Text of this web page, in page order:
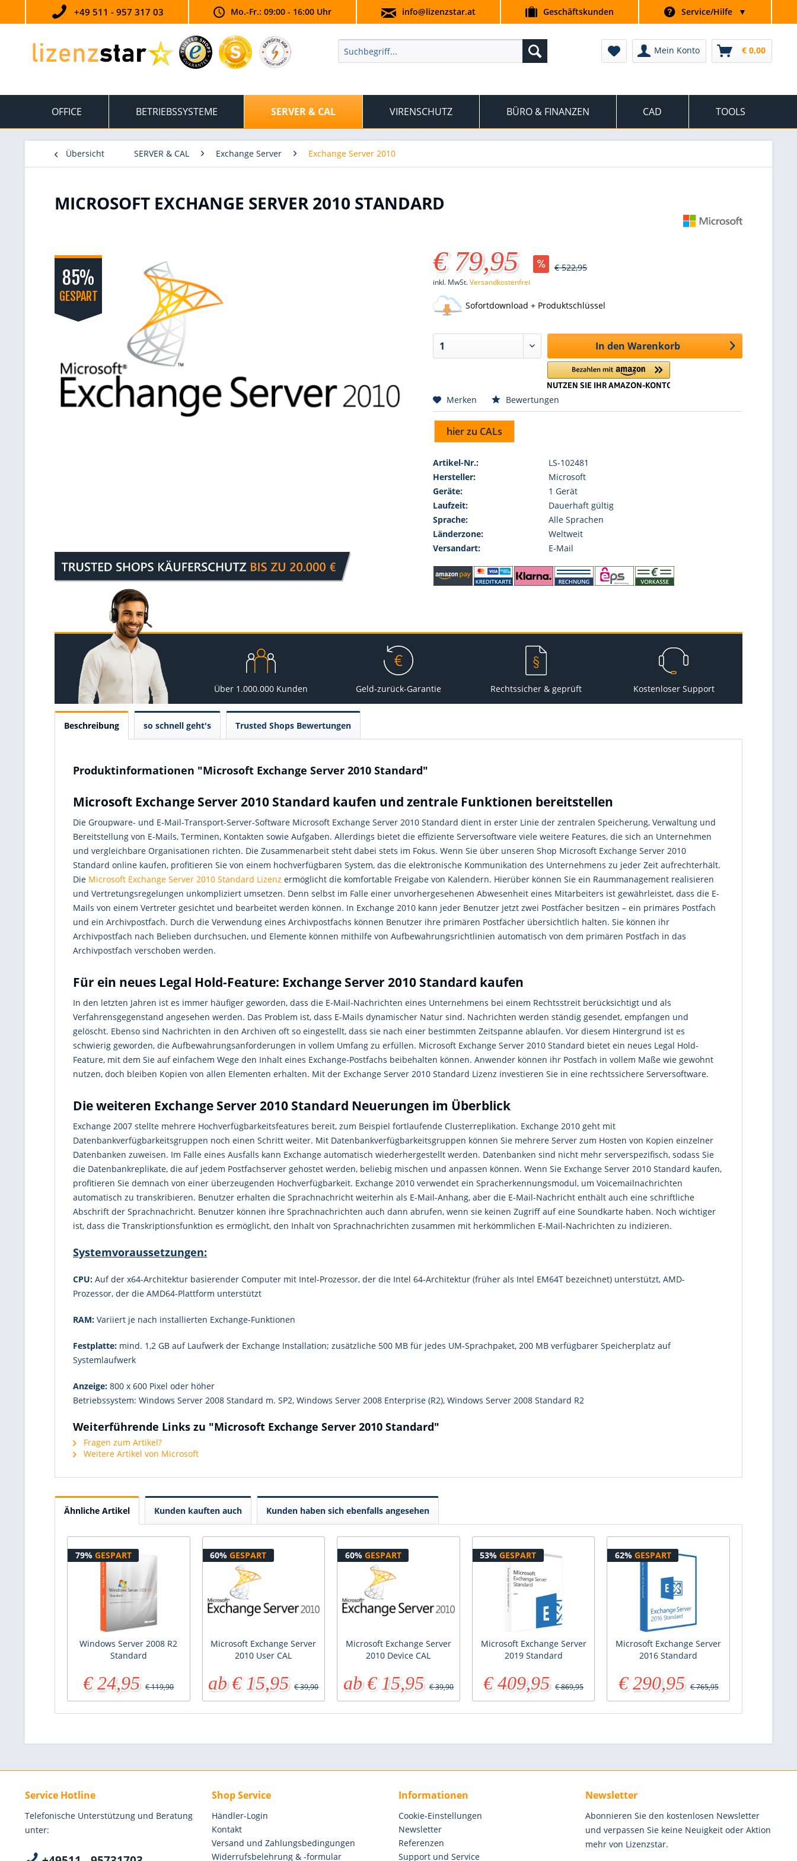
+49 511 - 957 317 03 Mo.-Fr.: 09:00 - 16:00 Uhr info@lizenzstar.at Geschäftskunden Service/Hilfe ▼
Mein Konto € 0,00
OFFICE BETRIEBSSYSTEME SERVER & CAL VIRENSCHUTZ BÜRO & FINANZEN CAD TOOLS
Übersicht SERVER & CAL Exchange Server Exchange Server 2010
MICROSOFT EXCHANGE SERVER 2010 STANDARD
85%
GESPART
€ 79,95 € 522,95
inkl. MwSt.Versandkostenfrei
Sofortdownload + Produktschlüssel
In den Warenkorb
Merken Bewertungen
hier zu CALs
Artikel-Nr.:
LS-102481
Hersteller:
Microsoft
Geräte:
1 Gerät
Laufzeit:
Dauerhaft gültig
Sprache:
Alle Sprachen
Länderzone:
Weltweit
Versandart:
E-Mail
Über 1.000.000 Kunden Geld-zurück-Garantie Rechtssicher & geprüft Kostenloser Support
Beschreibung so schnell geht's Trusted Shops Bewertungen
Produktinformationen "Microsoft Exchange Server 2010 Standard"
Microsoft Exchange Server 2010 Standard kaufen und zentrale Funktionen bereitstellen
Die Groupware- und E-Mail-Transport-Server-Software Microsoft Exchange Server 2010 Standard dient in erster Linie der zentralen Speicherung, Verwaltung und
Bereitstellung von E-Mails, Terminen, Kontakten sowie Aufgaben. Allerdings bietet die effiziente Serversoftware viele weitere Features, die sich an Unternehmen
und vergleichbare Organisationen richten. Die Zusammenarbeit steht dabei stets im Fokus. Wenn Sie über unseren Shop Microsoft Exchange Server 2010
Standard online kaufen, profitieren Sie von einem hochverfügbaren System, das die elektronische Kommunikation des Unternehmens zu jeder Zeit aufrechterhält.
Die Microsoft Exchange Server 2010 Standard Lizenz ermöglicht die komfortable Freigabe von Kalendern. Hierüber können Sie ein Raummanagement realisieren
und Vertretungsregelungen unkompliziert umsetzen. Denn selbst im Falle einer unvorhergesehenen Abwesenheit eines Mitarbeiters ist gewährleistet, dass die E-
Mails von einem Vertreter gesichtet und bearbeitet werden können. In Exchange 2010 kann jeder Benutzer jetzt zwei Postfächer besitzen – ein primäres Postfach
und ein Archivpostfach. Durch die Verwendung eines Archivpostfachs können Benutzer ihre primären Postfächer übersichtlich halten. Sie können ihr
Archivpostfach nach Belieben durchsuchen, und Elemente können mithilfe von Aufbewahrungsrichtlinien automatisch von dem primären Postfach in das
Archivpostfach verschoben werden.
Für ein neues Legal Hold-Feature: Exchange Server 2010 Standard kaufen
In den letzten Jahren ist es immer häufiger geworden, dass die E-Mail-Nachrichten eines Unternehmens bei einem Rechtsstreit berücksichtigt und als
Verfahrensgegenstand angesehen werden. Das Problem ist, dass E-Mails dynamischer Natur sind. Nachrichten werden ständig gesendet, empfangen und
gelöscht. Ebenso sind Nachrichten in den Archiven oft so eingestellt, dass sie nach einer bestimmten Zeitspanne ablaufen. Vor diesem Hintergrund ist es
schwierig geworden, die Aufbewahrungsanforderungen in vollem Umfang zu erfüllen. Microsoft Exchange Server 2010 Standard bietet ein neues Legal Hold-
Feature, mit dem Sie auf einfachem Wege den Inhalt eines Exchange-Postfachs beibehalten können. Anwender können ihr Postfach in vollem Maße wie gewohnt
nutzen, doch bleiben Kopien von allen Elementen erhalten. Mit der Exchange Server 2010 Standard Lizenz investieren Sie in eine rechtssichere Serversoftware.
Die weiteren Exchange Server 2010 Standard Neuerungen im Überblick
Exchange 2007 stellte mehrere Hochverfügbarkeitsfeatures bereit, zum Beispiel fortlaufende Clusterreplikation. Exchange 2010 geht mit
Datenbankverfügbarkeitsgruppen noch einen Schritt weiter. Mit Datenbankverfügbarkeitsgruppen können Sie mehrere Server zum Hosten von Kopien einzelner
Datenbanken zuweisen. Im Falle eines Ausfalls kann Exchange automatisch wiederhergestellt werden. Datenbanken sind nicht mehr serverspezifisch, sodass Sie
die Datenbankreplikate, die auf jedem Postfachserver gehostet werden, beliebig mischen und anpassen können. Wenn Sie Exchange Server 2010 Standard kaufen,
profitieren Sie demnach von einer überzeugenden Hochverfügbarkeit. Exchange 2010 verwendet ein Spracherkennungsmodul, um Voicemailnachrichten
automatisch zu transkribieren. Benutzer erhalten die Sprachnachricht weiterhin als E-Mail-Anhang, aber die E-Mail-Nachricht enthält auch eine schriftliche
Abschrift der Sprachnachricht. Benutzer können ihre Sprachnachrichten auch dann abrufen, wenn sie keinen Zugriff auf eine Soundkarte haben. Noch wichtiger
ist, dass die Transkriptionsfunktion es ermöglicht, den Inhalt von Sprachnachrichten zusammen mit herkömmlichen E-Mail-Nachrichten zu indizieren.
Systemvoraussetzungen:
CPU: Auf der x64-Architektur basierender Computer mit Intel-Prozessor, der die Intel 64-Architektur (früher als Intel EM64T bezeichnet) unterstützt, AMD-
Prozessor, der die AMD64-Plattform unterstützt
RAM: Variiert je nach installierten Exchange-Funktionen
Festplatte: mind. 1,2 GB auf Laufwerk der Exchange Installation; zusätzliche 500 MB für jedes UM-Sprachpaket, 200 MB verfügbarer Speicherplatz auf
Systemlaufwerk
Anzeige: 800 x 600 Pixel oder höher
Betriebssystem: Windows Server 2008 Standard m. SP2, Windows Server 2008 Enterprise (R2), Windows Server 2008 Standard R2
Weiterführende Links zu "Microsoft Exchange Server 2010 Standard"
Fragen zum Artikel?
Weitere Artikel von Microsoft
Ähnliche Artikel Kunden kauften auch Kunden haben sich ebenfalls angesehen
79% GESPART
Windows Server 2008 R2
Standard
€ 24,95 € 119,90
60%GESPART
Microsoft Exchange Server
2010 User CAL
ab € 15,95 € 39,90
60% GESPART
Microsoft Exchange Server
2010 Device CAL
ab € 15,95 € 39,90
53%GESPART
Microsoft Exchange Server
2019 Standard
€ 409,95 € 869,95
62% GESPART
Microsoft Exchange Server
2016 Standard
€ 290,95 € 765,95
Service Hotline
Telefonische Unterstützung und Beratung
unter:
Shop Service
Händler-Login
Kontakt
Versand und Zahlungsbedingungen
Widerrufsbelehrung & -formular
Informationen
Cookie-Einstellungen
Newsletter
Referenzen
Support und Service
Newsletter
Abonnieren Sie den kostenlosen Newsletter
und verpassen Sie keine Neuigkeit oder Aktion
mehr von Lizenzstar.